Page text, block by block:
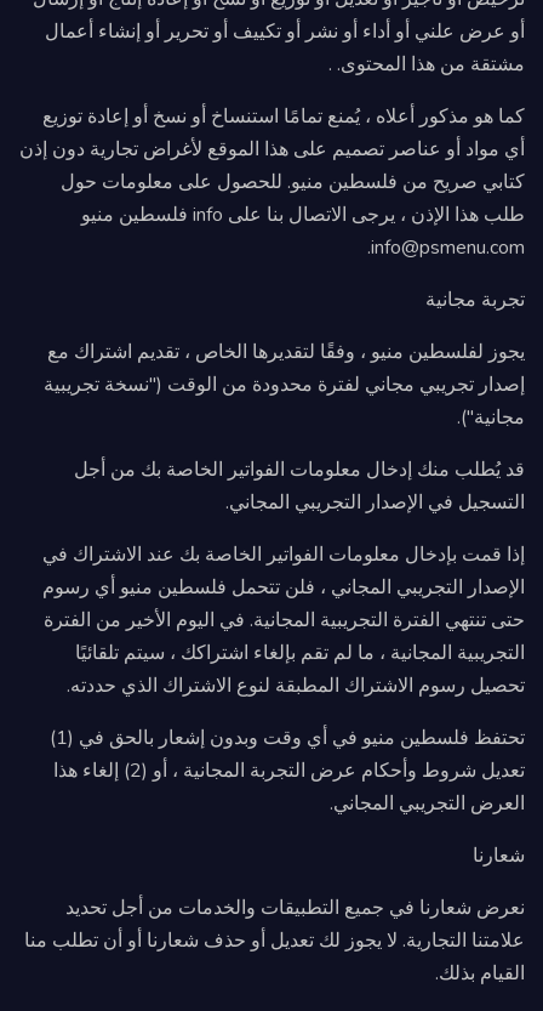
أو عرض علني أو أداء أو نشر أو تكييف أو تحرير أو إنشاء أعمال
مشتقة من هذا المحتوى. .
كما هو مذكور أعلاه ، يُمنع تمامًا استنساخ أو نسخ أو إعادة توزيع
أي مواد أو عناصر تصميم على هذا الموقع لأغراض تجارية دون إذن
كتابي صريح من فلسطين منيو. للحصول على معلومات حول
طلب هذا الإذن ، يرجى الاتصال بنا على info فلسطين منيو
info@psmenu.com.
تجربة مجانية
يجوز لفلسطين منيو ، وفقًا لتقديرها الخاص ، تقديم اشتراك مع
إصدار تجريبي مجاني لفترة محدودة من الوقت ("نسخة تجريبية
مجانية").
قد يُطلب منك إدخال معلومات الفواتير الخاصة بك من أجل
التسجيل في الإصدار التجريبي المجاني.
إذا قمت بإدخال معلومات الفواتير الخاصة بك عند الاشتراك في
الإصدار التجريبي المجاني ، فلن تتحمل فلسطين منيو أي رسوم
حتى تنتهي الفترة التجريبية المجانية. في اليوم الأخير من الفترة
التجريبية المجانية ، ما لم تقم بإلغاء اشتراكك ، سيتم تلقائيًا
تحصيل رسوم الاشتراك المطبقة لنوع الاشتراك الذي حددته.
تحتفظ فلسطين منيو في أي وقت وبدون إشعار بالحق في (1)
تعديل شروط وأحكام عرض التجربة المجانية ، أو (2) إلغاء هذا
العرض التجريبي المجاني.
شعارنا
نعرض شعارنا في جميع التطبيقات والخدمات من أجل تحديد
علامتنا التجارية. لا يجوز لك تعديل أو حذف شعارنا أو أن تطلب منا
القيام بذلك.